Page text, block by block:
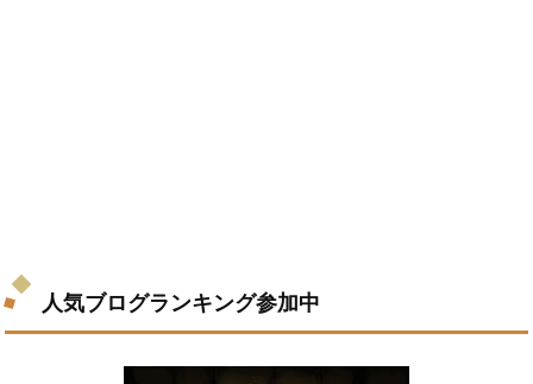
人気ブログランキング参加中